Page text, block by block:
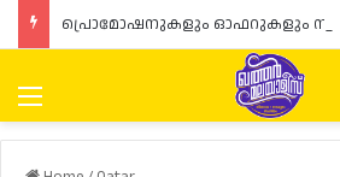
Menu